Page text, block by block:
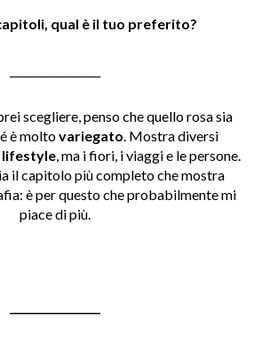
qual è il tuo preferito?
scegliere, penso che quello rosa sia
è moltovariegato . Mostra diversi
lifestyle , ma i fiori, i viaggi e le persone.
il capitolo più completo che mostra
è per questo che probabilmente mi
piace di più.